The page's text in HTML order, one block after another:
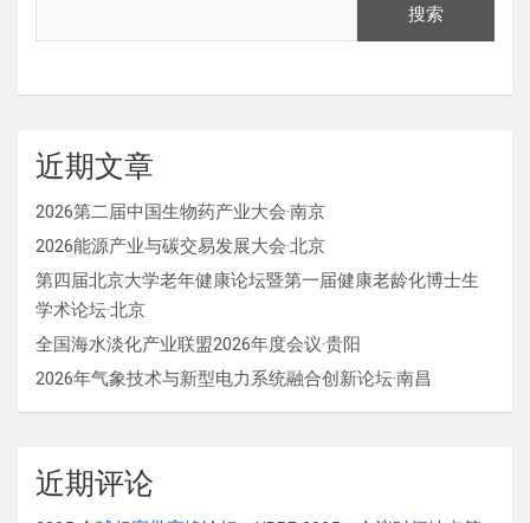
搜索
近期文章
2026第二届中国生物药产业大会·南京
2026能源产业与碳交易发展大会·北京
第四届北京大学老年健康论坛暨第一届健康老龄化博士生
学术论坛·北京
全国海水淡化产业联盟2026年度会议·贵阳
2026年气象技术与新型电力系统融合创新论坛·南昌
近期评论